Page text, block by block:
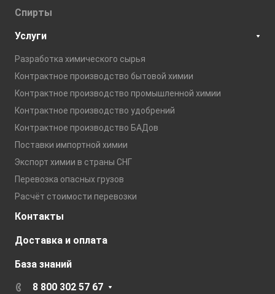
Спирты
Услуги
Разработка химического сырья
Контрактное производство бытовой химии
Контрактное производство промышленной химии
Контрактное производство удобрений
Контрактное производство БАДов
Поставки импортной химии
Экспорт химии в страны СНГ
Перевозка опасных грузов
Расчёт стоимости перевозки
Контакты
Доставка и оплата
База знаний
8 800 302 57 67